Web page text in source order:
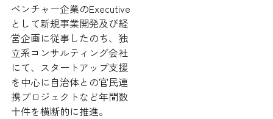
ベンチャー企業のExecutive
として新規事業開発及び経
営企画に従事したのち、独
立系コンサルティング会社
にて、スタートアップ支援
を中心に自治体との官民連
携プロジェクトなど年間数
十件を横断的に推進。